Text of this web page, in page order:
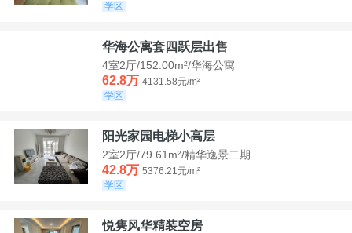
学区
华海公寓套四跃层出售
4室2厅/152.00m²/华海公寓
62.8万 4131.58元/m²
学区
阳光家园电梯小高层
2室2厅/79.61m²/精华逸景二期
42.8万 5376.21元/m²
学区
悦隽风华精装空房